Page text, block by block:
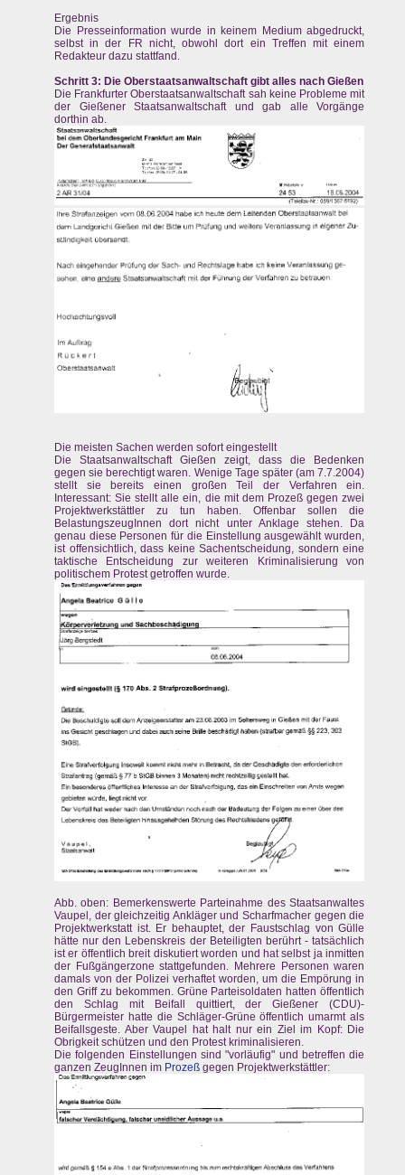
Ergebnis
Die Presseinformation wurde in keinem Medium abgedruckt,
selbst in der FR nicht, obwohl dort ein Treffen mit einem
Redakteur dazu stattfand.
Schritt 3: Die Oberstaatsanwaltschaft gibt alles nach Gießen
Die Frankfurter Oberstaatsanwaltschaft sah keine Probleme mit
der Gießener Staatsanwaltschaft und gab alle Vorgänge
dorthin ab.
Die meisten Sachen werden sofort eingestellt
Die Staatsanwaltschaft Gießen zeigt, dass die Bedenken
gegen sie berechtigt waren. Wenige Tage später (am 7.7.2004)
stellt sie bereits einen großen Teil der Verfahren ein.
Interessant: Sie stellt alle ein, die mit dem Prozeß gegen zwei
Projektwerkstättler zu tun haben. Offenbar sollen die
BelastungszeugInnen dort nicht unter Anklage stehen. Da
genau diese Personen für die Einstellung ausgewählt wurden,
ist offensichtlich, dass keine Sachentscheidung, sondern eine
taktische Entscheidung zur weiteren Kriminalisierung von
politischem Protest getroffen wurde.
Abb. oben: Bemerkenswerte Parteinahme des Staatsanwaltes
Vaupel, der gleichzeitig Ankläger und Scharfmacher gegen die
Projektwerkstatt ist. Er behauptet, der Faustschlag von Gülle
hätte nur den Lebenskreis der Beteiligten berührt - tatsächlich
ist er öffentlich breit diskutiert worden und hat selbst ja inmitten
der Fußgängerzone stattgefunden. Mehrere Personen waren
damals von der Polizei verhaftet worden, um die Empörung in
den Griff zu bekommen. Grüne Parteisoldaten hatten öffentlich
den Schlag mit Beifall quittiert, der Gießener (CDU)-
Bürgermeister hatte die Schläger-Grüne öffentlich umarmt als
Beifallsgeste. Aber Vaupel hat halt nur ein Ziel im Kopf: Die
Obrigkeit schützen und den Protest kriminalisieren.
Die folgenden Einstellungen sind "vorläufig" und betreffen die
ganzen ZeugInnen im Prozeß gegen Projektwerkstättler: